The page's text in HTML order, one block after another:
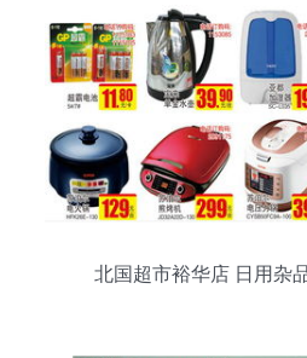
北国超市裕华店 日用杂